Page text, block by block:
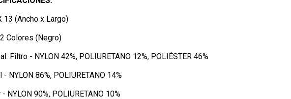
13 (Ancho x Largo)
Colores (Negro)
Filtro - NYLON 42%, POLIURETANO 12%, POLIÉSTER 46%
- NYLON 86%, POLIURETANO 14%
NYLON 90%, POLIURETANO 10%